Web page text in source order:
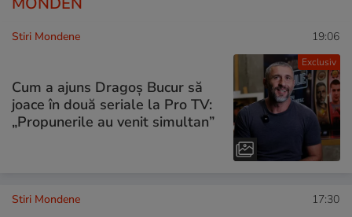
Exclusiv
Stiri Mondene 19:06
Cum a ajuns Dragoș Bucur să
joace în două seriale la Pro TV:
„Propunerile au venit simultan”
Stiri Mondene 17:30